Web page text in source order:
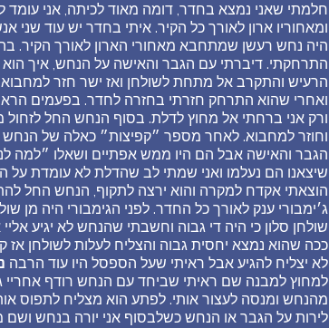
חלמתי שאני נמצא בחדר, דומה מאוד לכיתה, אני עומד
ומאחוריו ארון לאורך כל הקיר. איתי בחדר יש עוד
היה נחש רעשן שמתחבא מאחורי הארון לאורך הקיר.
התרחקתי. דיברתי עם הגבר והאישה על הנחש, איך
הרעיש והתקרב אל מתחת לשולחן ואז ישר חזר
ואחרי שהוא התרחק חזרתי בחזרה לחדר. בפעמים
ורק אני ברחתי אל מחוץ לדלת. בסוף הנחש החל
וחוזר למחבוא. לאחר מספר ״קפיצות״ כאלה של
הגבר והאישה אבל הם היו ממש אפתיים ושאלו ״למה
שיצאנו הם נעלמו ואני שמתי לב שהדלת לא עומדת על
הוצאתי אקדח למקרה והוא ירצה לתקוף, הנחש החל
ג׳ימבורי ענק לאורך כל החדר. לפני הגימבורי היה מן
שולחן סלון כי היה די גבוה וחשבתי שהנחש לא יגיע
ככה שהוא נמצא יחסית גבוה והצליח לעלות לשולחן
לא יצליח להגיע אבל ראיתי שעל הספסל היו עוד הרבה
למחוץ למבנה שם ראיתי שביחד עם הנחש רודף
מהנחש ומנסה לעצור אותי. לפתע הוא מצליח לתפוס
לירות על הגבר או הנחש כשלבסוף אני יורה בנחש ושם